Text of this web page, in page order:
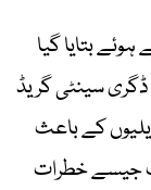
بتایا گیا
کہ رواں برس بلوچستان میں درجہ حرارت 53 ڈگری سینٹی گریڈ
کے باعث
جیسے خطرات